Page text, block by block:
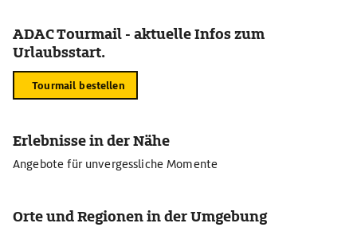
ADAC Tourmail - aktuelle Infos zum
Urlaubsstart.
Tourmail bestellen
Erlebnisse in der Nähe
Angebote für unvergessliche Momente
Orte und Regionen in der Umgebung